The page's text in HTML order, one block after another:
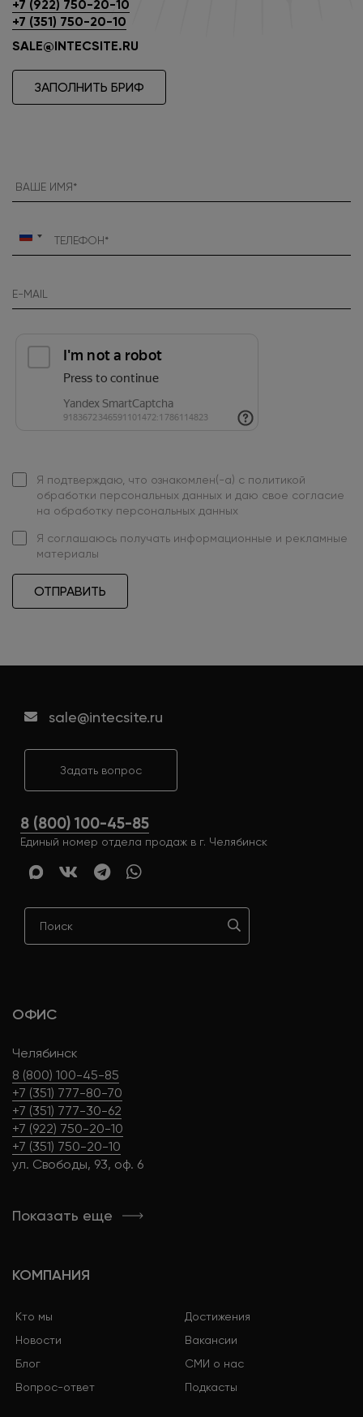
+7 (922) 750-20-10
+7 (351) 750-20-10
SALE@INTECSITE.RU
ЗАПОЛНИТЬ БРИФ
Россия
Я подтверждаю, что ознакомлен(-а) с политикой
обработки персональных данных и даю свое согласие
на обработку персональных данных
Я соглашаюсь получать информационные и рекламные
материалы
ОТПРАВИТЬ
sale@intecsite.ru
Задать вопрос
8 (800) 100-45-85
Единый номер отдела продаж в г. Челябинск
ОФИС
Челябинск
8 (800) 100-45-85
+7 (351) 777-80-70
+7 (351) 777-30-62
+7 (922) 750-20-10
+7 (351) 750-20-10
ул. Свободы, 93, оф. 6
Показать еще
КОМПАНИЯ
Кто мы
Достижения
Новости
Вакансии
Блог
СМИ о нас
Вопрос-ответ
Подкасты